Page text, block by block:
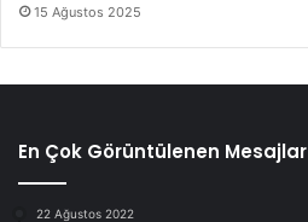
15 Ağustos 2025
En Çok Görüntülenen Mesajlar
22 Ağustos 2022